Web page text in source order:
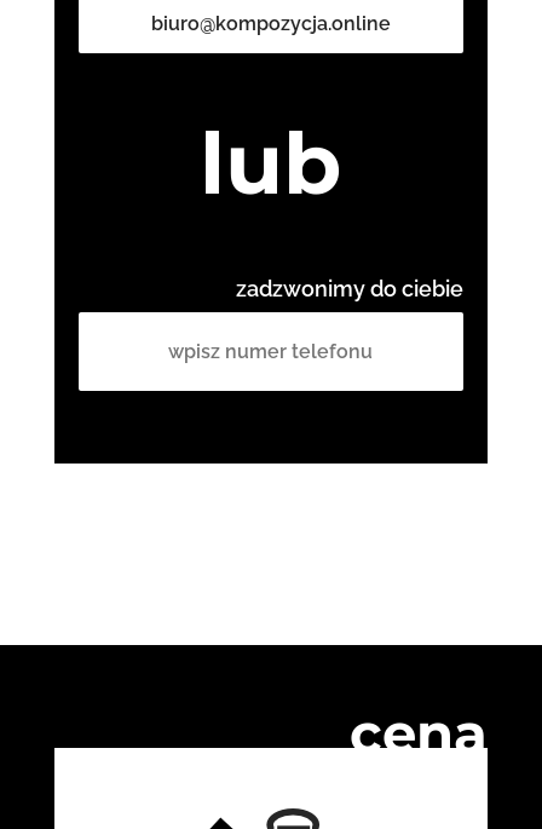
biuro@kompozycja.online
lub
zadzwonimy do ciebie
cena